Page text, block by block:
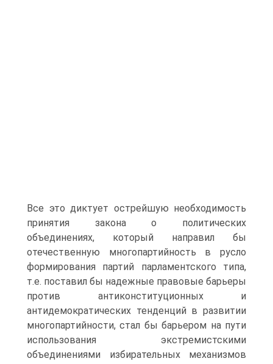
Все это диктует острейшую необходимость
принятия закона о политических
объединениях, который направил бы
отечественную многопартийность в русло
формирования партий парламентского типа,
т.е. поставил бы надежные правовые барьеры
против антиконституционных и
антидемократических тенденций в развитии
многопартийности, стал бы барьером на пути
использования экстремистскими
объединениями избирательных механизмов